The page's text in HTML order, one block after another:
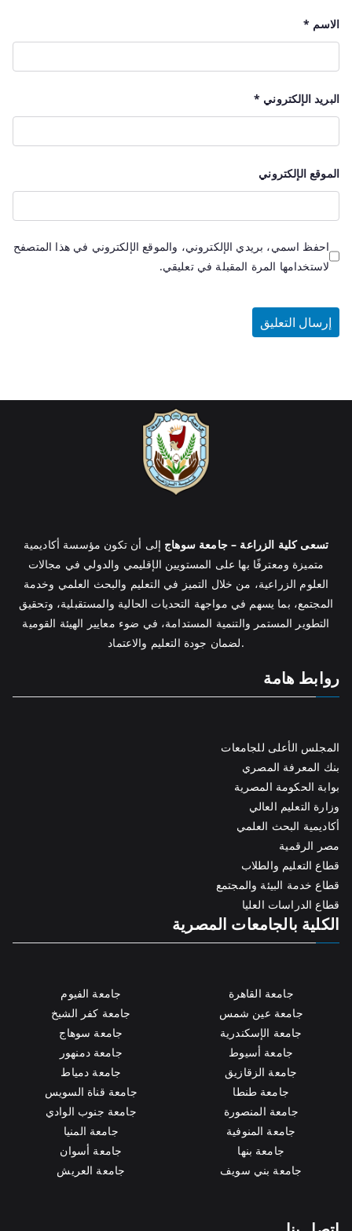
الاسم *
البريد الإلكتروني *
الموقع الإلكتروني
احفظ اسمي، بريدي الإلكتروني، والموقع الإلكتروني في هذا المتصفح
لاستخدامها المرة المقبلة في تعليقي.
تسعى كلية الزراعة – جامعة سوهاج إلى أن تكون مؤسسة أكاديمية
متميزة ومعترفًا بها على المستويين الإقليمي والدولي في مجالات
العلوم الزراعية، من خلال التميز في التعليم والبحث العلمي وخدمة
المجتمع، بما يسهم في مواجهة التحديات الحالية والمستقبلية، وتحقيق
التطوير المستمر والتنمية المستدامة، في ضوء معايير الهيئة القومية
لضمان جودة التعليم والاعتماد.
روابط هامة
المجلس الأعلى للجامعات
بنك المعرفة المصري
بوابة الحكومة المصرية
وزارة التعليم العالي
أكاديمية البحث العلمي
مصر الرقمية
قطاع التعليم والطلاب
قطاع خدمة البيئة والمجتمع
قطاع الدراسات العليا
الكلية بالجامعات المصرية
جامعة القاهرة
جامعة عين شمس
جامعة الإسكندرية
جامعة أسيوط
جامعة الزقازيق
جامعة طنطا
جامعة المنصورة
جامعة المنوفية
جامعة بنها
جامعة بني سويف
جامعة الفيوم
جامعة كفر الشيخ
جامعة سوهاج
جامعة دمنهور
جامعة دمياط
جامعة قناة السويس
جامعة جنوب الوادي
جامعة المنيا
جامعة أسوان
جامعة العريش